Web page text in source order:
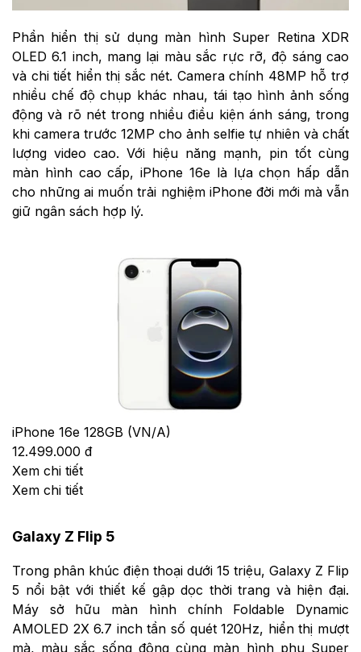
Phần hiển thị sử dụng màn hình Super Retina XDR
OLED 6.1 inch, mang lại màu sắc rực rỡ, độ sáng cao
và chi tiết hiển thị sắc nét. Camera chính 48MP hỗ trợ
nhiều chế độ chụp khác nhau, tái tạo hình ảnh sống
động và rõ nét trong nhiều điều kiện ánh sáng, trong
khi camera trước 12MP cho ảnh selfie tự nhiên và chất
lượng video cao. Với hiệu năng mạnh, pin tốt cùng
màn hình cao cấp, iPhone 16e là lựa chọn hấp dẫn
cho những ai muốn trải nghiệm iPhone đời mới mà vẫn
giữ ngân sách hợp lý.
iPhone 16e 128GB (VN/A)
12.499.000 đ
Xem chi tiết
Xem chi tiết
Galaxy Z Flip 5
Trong phân khúc điện thoại dưới 15 triệu, Galaxy Z Flip
5 nổi bật với thiết kế gập dọc thời trang và hiện đại.
Máy sở hữu màn hình chính Foldable Dynamic
AMOLED 2X 6.7 inch tần số quét 120Hz, hiển thị mượt
mà, màu sắc sống động cùng màn hình phụ Super